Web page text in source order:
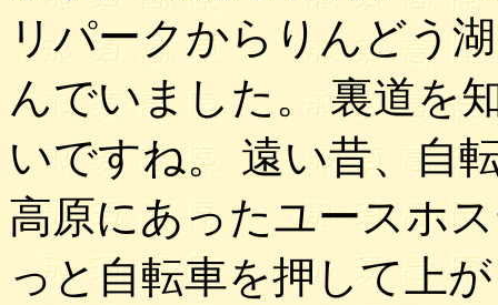
リパークからりんどう
んでいました。 裏道を
いですね。 遠い昔、自
高原にあったユースホ
っと自転車を押して上